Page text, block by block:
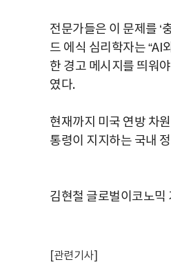
전문가들은 이 문제를 ‘
드 에식 심리학자는 “AI
한 경고 메시지를 띄워
였다.
현재까지 미국 연방 차
통령이 지지하는 국내
김현철 글로벌이코노
[관련기사]